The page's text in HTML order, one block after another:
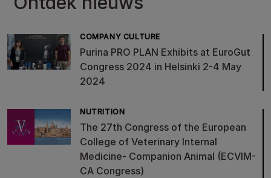
COMPANY CULTURE
Purina PRO PLAN Exhibits at EuroGut
Congress 2024 in Helsinki 2-4 May
2024
NUTRITION
The 27th Congress of the European
College of Veterinary Internal
Medicine- Companion Animal (ECVIM-
CA Congress)